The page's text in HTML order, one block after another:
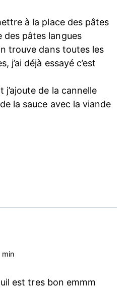
à la place des pâtes
des pâtes langues
trouve dans toutes les
j’ai déjà essayé c’est
j’ajoute de la cannelle
la sauce avec la viande
min
est tres bon emmm